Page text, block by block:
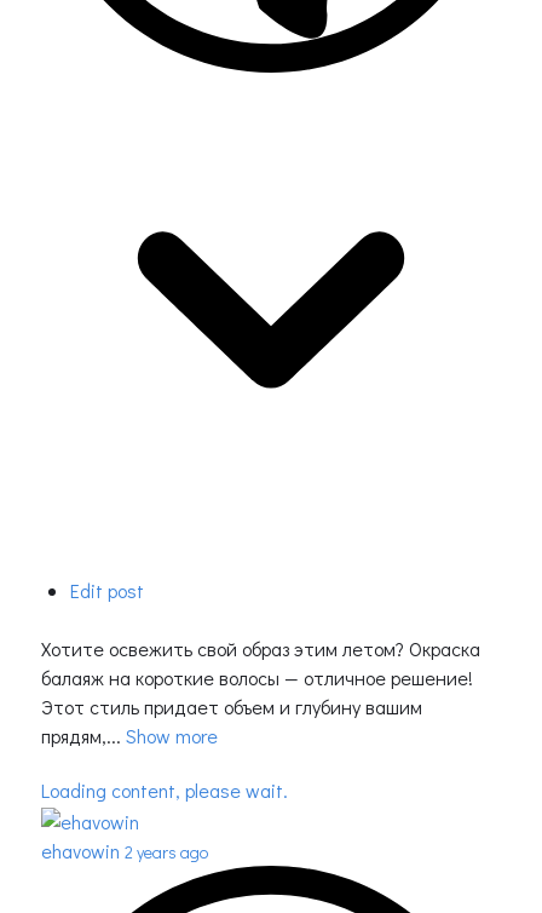
Edit post
Хотите освежить свой образ этим летом? Окраска
балаяж на короткие волосы — отличное решение!
Этот стиль придает объем и глубину вашим
прядям,... Show more
Loading content, please wait.
ehavowin 2 years ago